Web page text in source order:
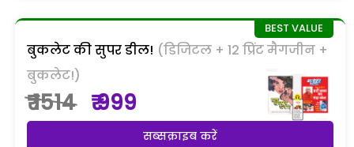
बुकलेट की सुपर डील! (डिजिटल + 12 प्रिंट मैगजीन +
बुकलेट!)
₹ 1514 ₹ 999
सब्सक्राइब करें